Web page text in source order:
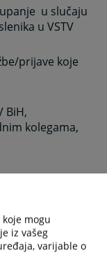
u slučaju
u VSTV
prijave koje
BiH,
kolegama,
mogu
iz vašeg
varijable o